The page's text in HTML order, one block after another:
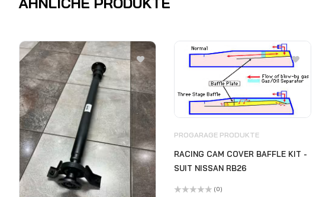
PROGARAGE PRODUKTE
RACING CAM COVER BAFFLE KIT -
SUIT NISSAN RB26
(0)